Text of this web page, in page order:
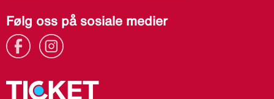
Følg oss på sosiale medier